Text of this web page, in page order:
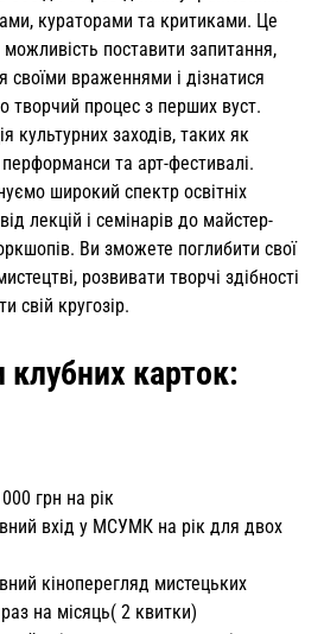
кураторами та критиками. Це
можливість поставити запитання,
своїми враженнями і дізнатися
творчий процес з перших вуст.
культурних заходів, таких як
та арт-фестивалі.
широкий спектр освітніх
лекцій і семінарів до майстер-
Ви зможете поглибити свої
розвивати творчі здібності
свій кругозір.
клубних карток:
грн на рік
вхід у МСУМК на рік для двох
кіноперегляд мистецьких
на місяць( 2 квитки)